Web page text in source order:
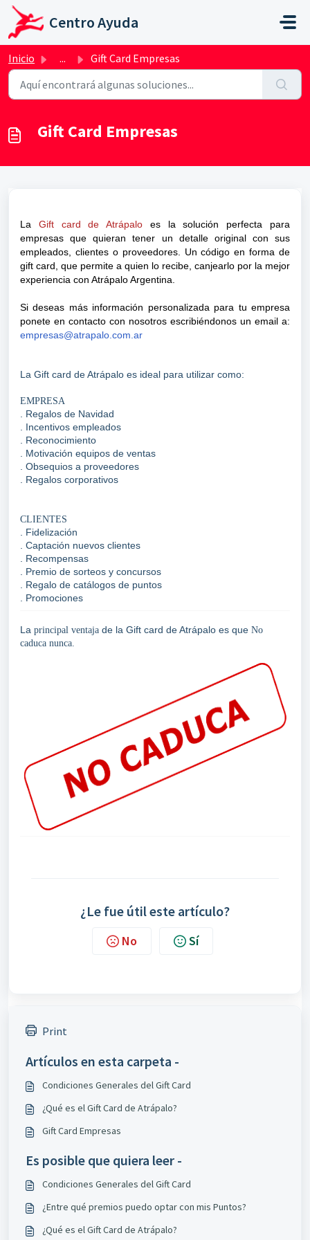
Ir al contenido principal
Centro Ayuda
Inicio ... Gift Card Empresas
Gift Card Empresas
La Gift card de Atrápalo es la solución perfecta para
empresas que quieran tener un detalle original con sus
empleados, clientes o proveedores. Un código en forma de
gift card, que permite a quien lo recibe, canjearlo por la mejor
experiencia con Atrápalo Argentina.
Si deseas más información personalizada para tu empresa
ponete en contacto con nosotros escribiéndonos un email a:
empresas@atrapalo.com.ar
La Gift card de Atrápalo es ideal para utilizar como:
EMPRESA
. Regalos de Navidad
. Incentivos empleados
. Reconocimiento
. Motivación equipos de ventas
. Obsequios a proveedores
. Regalos corporativos
CLIENTES
. Fidelización
. Captación nuevos clientes
. Recompensas
. Premio de sorteos y concursos
. Regalo de catálogos de puntos
. Promociones
La principal ventaja de la Gift card de Atrápalo es que No
caduca nunca.
¿Le fue útil este artículo?
No Sí
Print
Artículos en esta carpeta -
Condiciones Generales del Gift Card
¿Qué es el Gift Card de Atrápalo?
Gift Card Empresas
Es posible que quiera leer -
Condiciones Generales del Gift Card
¿Entre qué premios puedo optar con mis Puntos?
¿Qué es el Gift Card de Atrápalo?